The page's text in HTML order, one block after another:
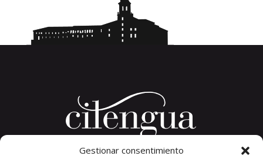
Gestionar consentimiento